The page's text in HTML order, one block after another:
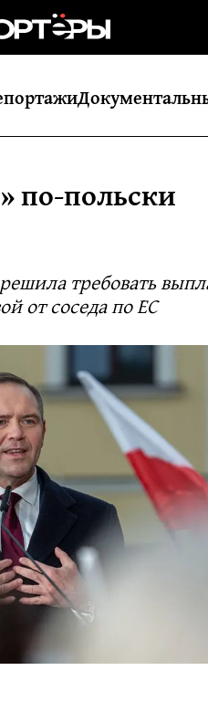
по-польски
требовать
от соседа по ЕС